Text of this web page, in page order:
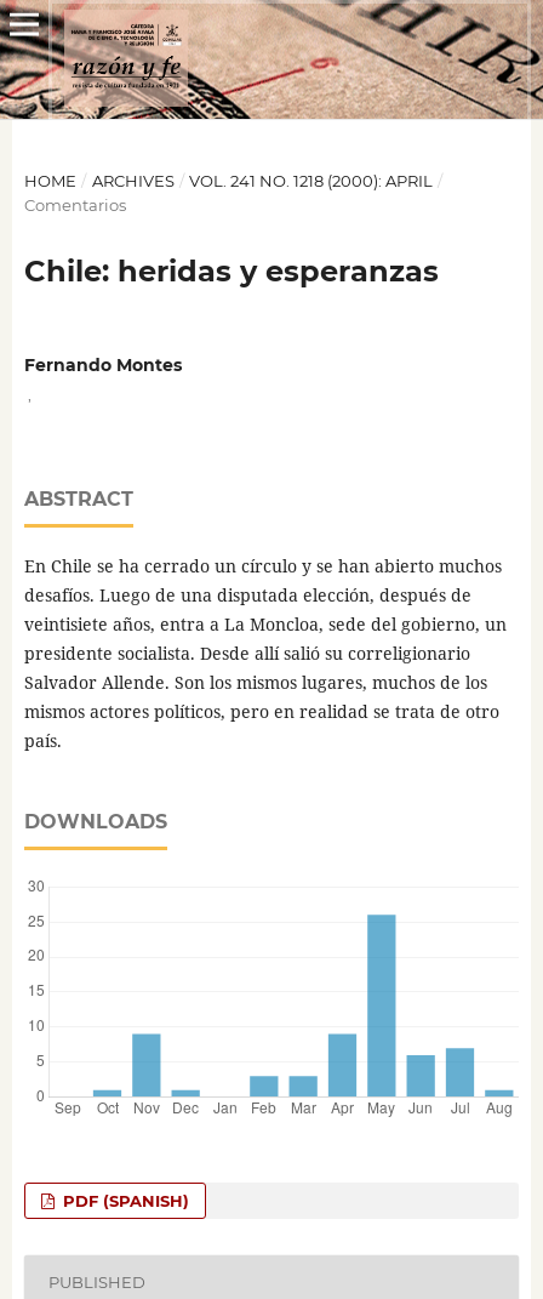
HOME / ARCHIVES / VOL. 241 NO. 1218 (2000): APRIL
/
Comentarios
Chile: heridas y esperanzas
Fernando Montes
ABSTRACT
En Chile se ha cerrado un círculo y se han abierto muchos
desafíos. Luego de una disputada elección, después de
veintisiete años, entra a La Moncloa, sede del gobierno, un
presidente socialista. Desde allí salió su correligionario
Salvador Allende. Son los mismos lugares, muchos de los
mismos actores políticos, pero en realidad se trata de otro
país.
DOWNLOADS
PDF (SPANISH)
PUBLISHED